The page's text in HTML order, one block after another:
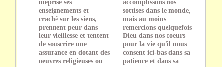
méprisé ses
enseignements et
craché sur les siens,
prennent peur dans
leur vieillesse et tentent
de souscrire une
assurance en dotant des
oeuvres religieuses ou
accomplissons nos
sottises dans le monde,
mais au moins
remercions quelquefois
Dieu dans nos coeurs
pour la vie qu'il nous
consent ici-bas dans sa
patience et dans sa